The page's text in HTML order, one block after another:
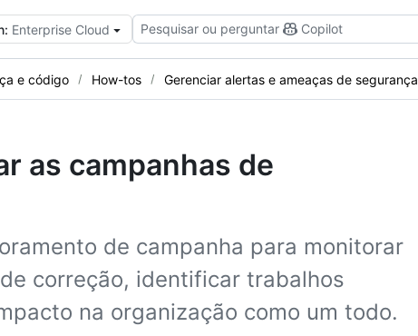
Enterprise Cloud Pesquisar ou perguntar Copilot
e código How-tos Gerenciar alertas e ameaças de segurança
as campanhas de
de campanha para monitorar
correção, identificar trabalhos
na organização como um todo.